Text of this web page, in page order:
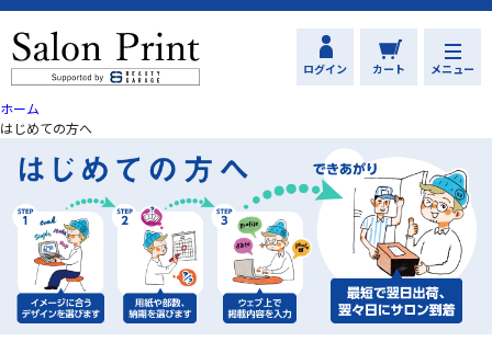
ログイン カート メニュー
ホーム
はじめての方へ